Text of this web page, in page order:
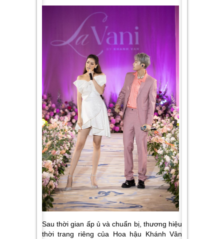
Sau thời gian ấp ủ và chuẩn bị, thương hiệu
thời trang riêng của Hoa hậu Khánh Vân